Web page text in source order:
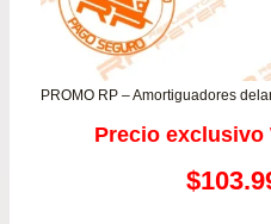
Precio exclusivo
El
$